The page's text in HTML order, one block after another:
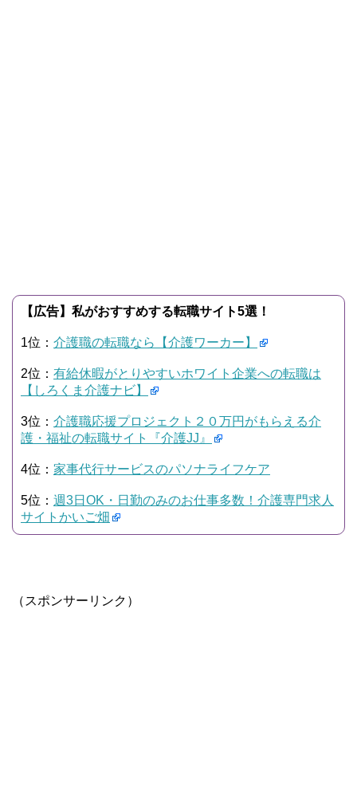
【広告】私がおすすめする転職サイト5選！
1位： 介護職の転職なら【介護ワーカー】
2位： 有給休暇がとりやすいホワイト企業への転職は
【しろくま介護ナビ】
3位： 介護職応援プロジェクト２０万円がもらえる介
護・福祉の転職サイト『介護JJ』
4位： 家事代行サービスのパソナライフケア
5位： 週3日OK・日勤のみのお仕事多数！介護専門求人
サイトかいご畑
（スポンサーリンク）